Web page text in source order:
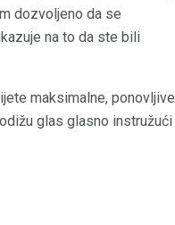
dozvoljeno da se
na to da ste bili
maksimalne, ponovljive
glas glasno instružući